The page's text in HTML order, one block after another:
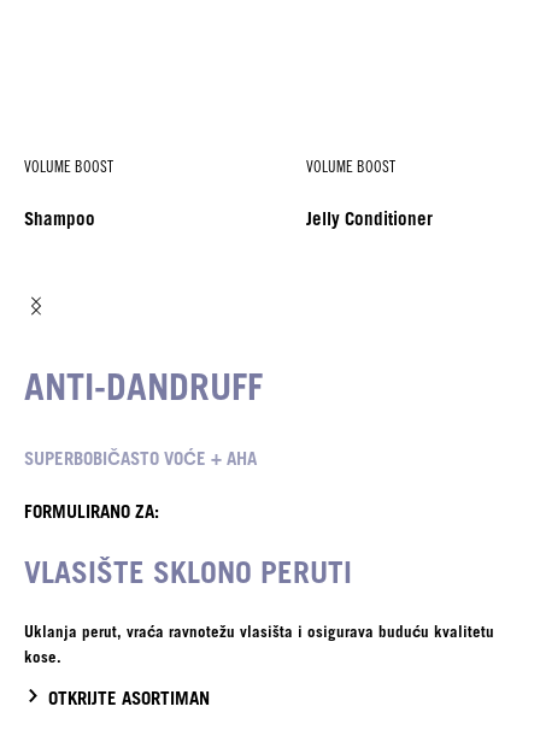
VOLUME BOOST
Shampoo
VOLUME BOOST
Jelly Conditioner
ANTI-DANDRUFF
SUPERBOBIČASTO VOĆE + AHA
FORMULIRANO ZA:
VLASIŠTE SKLONO PERUTI
Uklanja perut, vraća ravnotežu vlasišta i osigurava buduću kvalitetu
kose.
OTKRIJTE ASORTIMAN